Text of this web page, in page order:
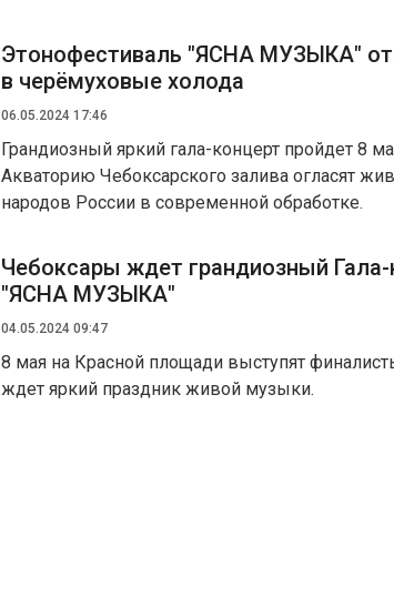
Этонофестиваль "ЯСНА МУЗЫКА"
в черёмуховые холода
06.05.2024 17:46
Грандиозный яркий гала-концерт пройдет 8
Акваторию Чебоксарского залива огласят
народов России в современной обработке.
Чебоксары ждет грандиозный
"ЯСНА МУЗЫКА"
04.05.2024 09:47
8 мая на Красной площади выступят
ждет яркий праздник живой музыки.